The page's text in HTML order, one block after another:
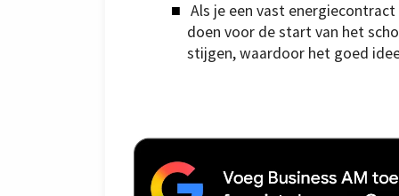
Als je een vast
doen voor de start van het
stijgen, waardoor het goed